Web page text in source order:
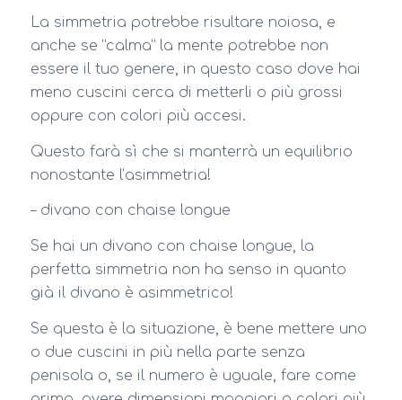
La simmetria potrebbe risultare noiosa, e
anche se “calma” la mente potrebbe non
essere il tuo genere, in questo caso dove hai
meno cuscini cerca di metterli o più grossi
oppure con colori più accesi.
Questo farà sì che si manterrà un equilibrio
nonostante l’asimmetria!
– divano con chaise longue
Se hai un divano con chaise longue, la
perfetta simmetria non ha senso in quanto
già il divano è asimmetrico!
Se questa è la situazione, è bene mettere uno
o due cuscini in più nella parte senza
penisola o, se il numero è uguale, fare come